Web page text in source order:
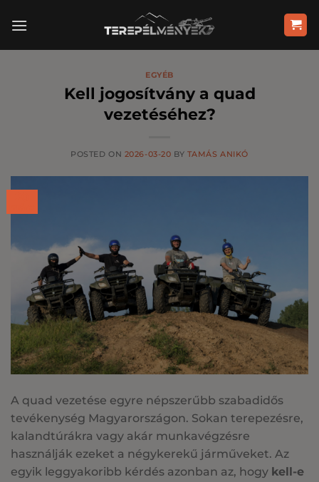
EGYÉB
Kell jogosítvány a quad
vezetéséhez?
POSTED ON 2026-03-20 BY TAMÁS ANIKÓ
A quad vezetése egyre népszerűbb szabadidős
tevékenység Magyarországon. Sokan terepezésre,
kalandtúrákra vagy akár munkavégzésre
használják ezeket a négykerekű járműveket. Az
egyik leggyakoribb kérdés azonban az, hogy kell-e